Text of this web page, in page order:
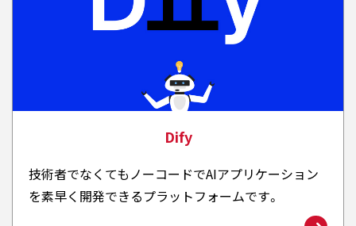
Dify
技術者でなくてもノーコードでAIアプリケーション
を素早く開発できるプラットフォームです。